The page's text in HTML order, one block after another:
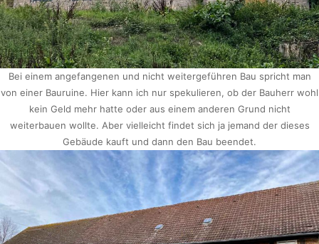
Bei einem angefangenen und nicht weitergeführen Bau spricht man
von einer Bauruine. Hier kann ich nur spekulieren, ob der Bauherr wohl
kein Geld mehr hatte oder aus einem anderen Grund nicht
weiterbauen wollte. Aber vielleicht findet sich ja jemand der dieses
Gebäude kauft und dann den Bau beendet.